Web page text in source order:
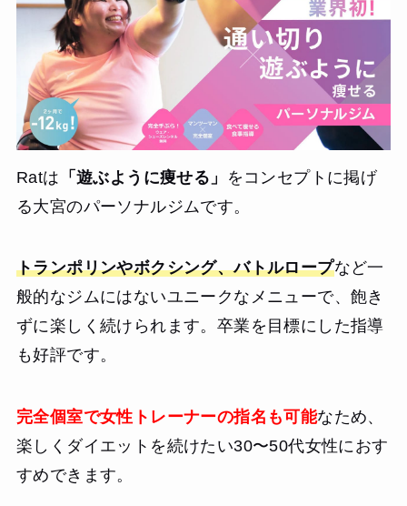
Ratは 「遊ぶように痩せる」
をコンセプトに掲げ
る大宮のパーソナルジムです。
トランポリンやボクシング、バトルロープなど一
般的なジムにはないユニークなメニューで、飽き
ずに楽しく続けられます。卒業を目標にした指導
も好評です。
完全個室で女性トレーナーの指名も可能なため、
楽しくダイエットを続けたい30〜50代女性におす
すめできます。